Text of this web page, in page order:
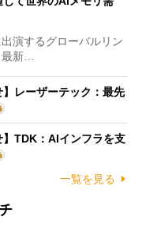
演するグローバルリン
新…
】レーザーテック：最先
】TDK：AIインフラを支
一覧を見る